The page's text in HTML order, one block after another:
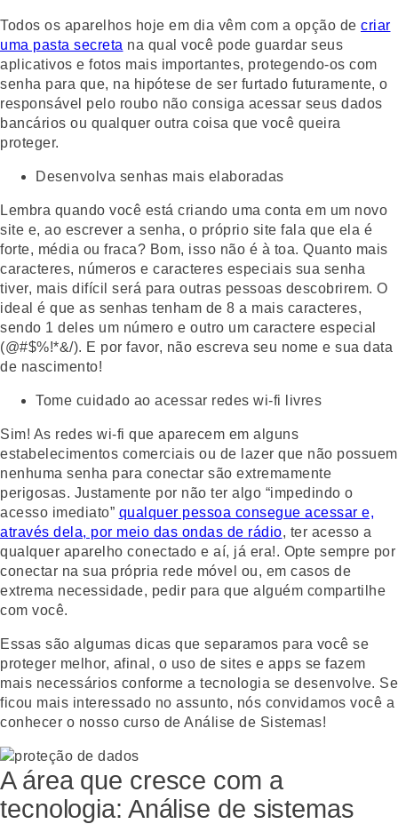
Todos os aparelhos hoje em dia vêm com a opção de criar
uma pasta secreta na qual você pode guardar seus
aplicativos e fotos mais importantes, protegendo-os com
senha para que, na hipótese de ser furtado futuramente, o
responsável pelo roubo não consiga acessar seus dados
bancários ou qualquer outra coisa que você queira
proteger.
Desenvolva senhas mais elaboradas
Lembra quando você está criando uma conta em um novo
site e, ao escrever a senha, o próprio site fala que ela é
forte, média ou fraca? Bom, isso não é à toa. Quanto mais
caracteres, números e caracteres especiais sua senha
tiver, mais difícil será para outras pessoas descobrirem. O
ideal é que as senhas tenham de 8 a mais caracteres,
sendo 1 deles um número e outro um caractere especial
(@#$%!*&/). E por favor, não escreva seu nome e sua data
de nascimento!
Tome cuidado ao acessar redes wi-fi livres
Sim! As redes wi-fi que aparecem em alguns
estabelecimentos comerciais ou de lazer que não possuem
nenhuma senha para conectar são extremamente
perigosas. Justamente por não ter algo “impedindo o
acesso imediato” qualquer pessoa consegue acessar e,
através dela, por meio das ondas de rádio, ter acesso a
qualquer aparelho conectado e aí, já era!. Opte sempre por
conectar na sua própria rede móvel ou, em casos de
extrema necessidade, pedir para que alguém compartilhe
com você.
Essas são algumas dicas que separamos para você se
proteger melhor, afinal, o uso de sites e apps se fazem
mais necessários conforme a tecnologia se desenvolve. Se
ficou mais interessado no assunto, nós convidamos você a
conhecer o nosso curso de Análise de Sistemas!
A área que cresce com a
tecnologia: Análise de sistemas